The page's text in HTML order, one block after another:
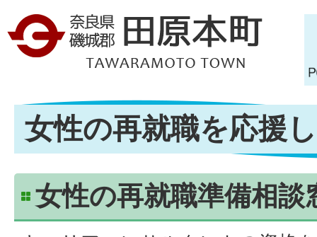
女性の再就職を応援
女性の再就職準備相談